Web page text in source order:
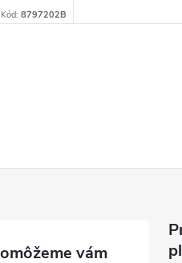
Kód: 8797202B